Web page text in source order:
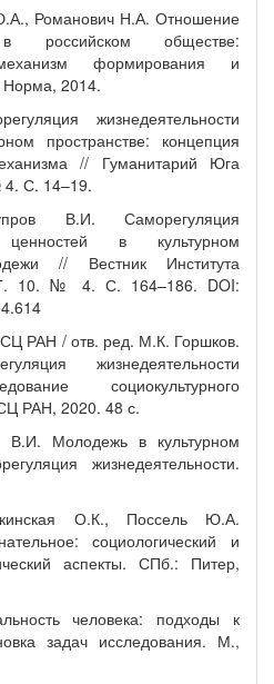
Романович Н.А. Отношение
российском обществе:
механизм формирования и
Норма, 2014.
жизнедеятельности
пространстве: концепция
// Гуманитарий Юга
С. 14–19.
В.И. Саморегуляция
ценностей в культурном
// Вестник Института
Т. 10. № 4. С. 164–186. DOI:
РАН / отв. ред. М.К. Горшков.
жизнедеятельности
социокультурного
РАН, 2020. 48 с.
Молодежь в культурном
жизнедеятельности.
О.К., Поссель Ю.А.
социологический и
аспекты. СПб.: Питер,
человека: подходы к
задач исследования. М.,